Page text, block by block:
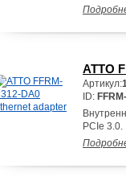
ATTO
Артикул:
ID:
PCIe 3.0.